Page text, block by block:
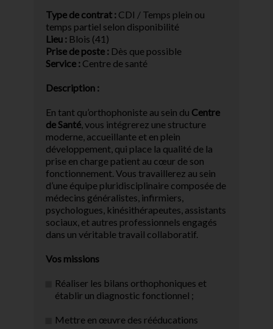
Type de contrat : CDI / Temps plein ou
temps partiel selon disponibilité
Lieu : Blois (41)
Prise de poste : Dès que possible
Service : Centre de santé
Description :
En tant qu’orthophoniste au sein du Centre
de Santé, vous intégrerez une structure
moderne, accueillante et en plein
développement, qui place la qualité de la
prise en charge patient au cœur de son
fonctionnement. Vous travaillerez au sein
d’une équipe pluridisciplinaire composée de
médecins généralistes, infirmiers,
psychologues, kinésithérapeutes, assistants
sociaux, et autres professionnels engagés
dans un véritable travail collaboratif.
Vos missions
Réaliser les bilans orthophoniques et
établir un diagnostic fonctionnel ;
Mettre en œuvre des rééducations